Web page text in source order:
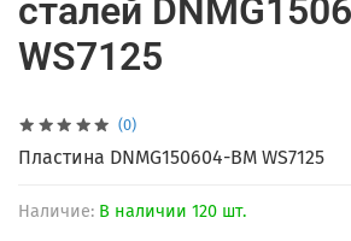
(0)
Наличие: В наличии 120 шт.
сталей
WS7125
Пластина DNMG150604-BM WS7125